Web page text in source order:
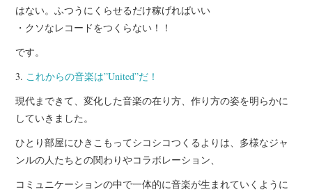
はない。ふつうにくらせるだけ稼げればいい
・クソなレコードをつくらない！！
です。
3. これからの音楽は”United”だ！
現代まできて、変化した音楽の在り方、作り方の姿を明らかに
していきました。
ひとり部屋にひきこもってシコシコつくるよりは、多様なジャ
ンルの人たちとの関わりやコラボレーション、
コミュニケーションの中で一体的に音楽が生まれていくように